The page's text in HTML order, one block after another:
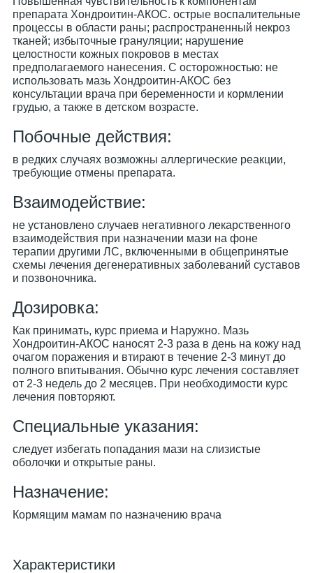
препарата Хондроитин-АКОС. острые воспалительные
процессы в области раны; распространенный некроз
тканей; избыточные грануляции; нарушение
целостности кожных покровов в местах
предполагаемого нанесения. С осторожностью: не
использовать мазь Хондроитин-АКОС без
консультации врача при беременности и кормлении
грудью, а также в детском возрасте.
Побочные действия:
в редких случаях возможны аллергические реакции,
требующие отмены препарата.
Взаимодействие:
не установлено случаев негативного лекарственного
взаимодействия при назначении мази на фоне
терапии другими ЛС, включенными в общепринятые
схемы лечения дегенеративных заболеваний суставов
и позвоночника.
Дозировка:
Как принимать, курс приема и Наружно. Мазь
Хондроитин-АКОС наносят 2-3 раза в день на кожу над
очагом поражения и втирают в течение 2-3 минут до
полного впитывания. Обычно курс лечения составляет
от 2-3 недель до 2 месяцев. При необходимости курс
лечения повторяют.
Специальные указания:
следует избегать попадания мази на слизистые
оболочки и открытые раны.
Назначение:
Кормящим мамам по назначению врача
Характеристики